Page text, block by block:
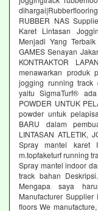
RUBBER NAS
Karet Lintasan
Menjadi Yang
GAMES Senayan
KONTRAKTOR
menawarkan produk
jogging running track
yaitu SigmaTurf®
POWDER UNTUK
powder untuk
BARU dalam
LINTASAN ATLETIK,
Spray mantel karet
m.topfaketurf running
Spray mantel indoor
track bahan
Mengapa saya
Manufacturer
floors We